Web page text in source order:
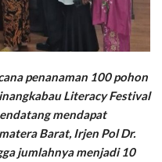
penanaman 100 pohon
Literacy Festival
mendapat
Barat, Irjen Pol Dr.
jumlahnya menjadi 10